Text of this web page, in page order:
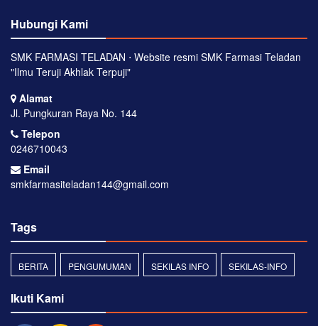
Hubungi Kami
SMK FARMASI TELADAN ⋅ Website resmi SMK Farmasi Teladan
"Ilmu Teruji Akhlak Terpuji"
Alamat
Jl. Pungkuran Raya No. 144
Telepon
0246710043
Email
smkfarmasiteladan144@gmail.com
Tags
BERITA PENGUMUMAN SEKILAS INFO SEKILAS-INFO
Ikuti Kami